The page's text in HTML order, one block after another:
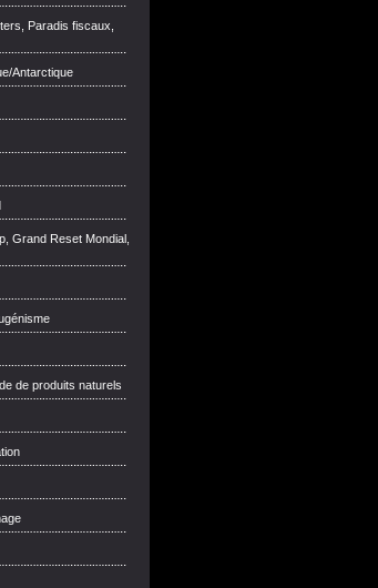
Paradis fiscaux,
Antarctique
Grand Reset Mondial,
de produits naturels